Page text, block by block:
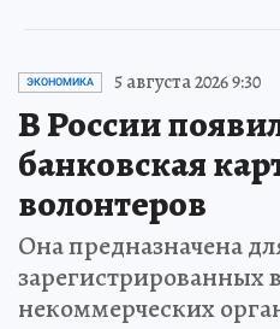
ЭКОНОМИКА 5 августа 2026 9:30
В России
банковская
волонтеров
Она предназначена
зарегистрированных
некоммерческих